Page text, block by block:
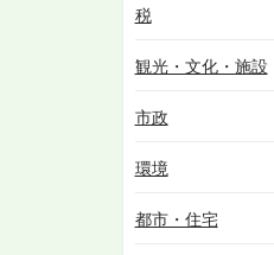
税
観光・文化・施設
市政
環境
都市・住宅